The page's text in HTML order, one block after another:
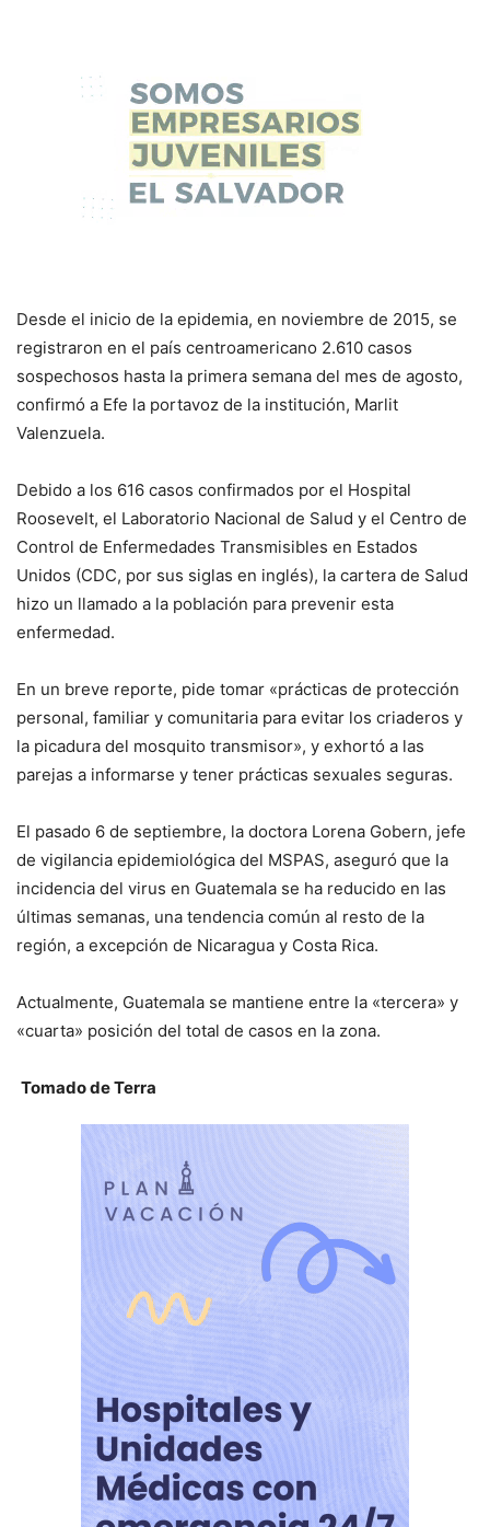
Desde el inicio de la epidemia, en noviembre de 2015, se
registraron en el país centroamericano 2.610 casos
sospechosos hasta la primera semana del mes de agosto,
confirmó a Efe la portavoz de la institución, Marlit
Valenzuela.
Debido a los 616 casos confirmados por el Hospital
Roosevelt, el Laboratorio Nacional de Salud y el Centro de
Control de Enfermedades Transmisibles en Estados
Unidos (CDC, por sus siglas en inglés), la cartera de Salud
hizo un llamado a la población para prevenir esta
enfermedad.
En un breve reporte, pide tomar «prácticas de protección
personal, familiar y comunitaria para evitar los criaderos y
la picadura del mosquito transmisor», y exhortó a las
parejas a informarse y tener prácticas sexuales seguras.
El pasado 6 de septiembre, la doctora Lorena Gobern, jefe
de vigilancia epidemiológica del MSPAS, aseguró que la
incidencia del virus en Guatemala se ha reducido en las
últimas semanas, una tendencia común al resto de la
región, a excepción de Nicaragua y Costa Rica.
Actualmente, Guatemala se mantiene entre la «tercera» y
«cuarta» posición del total de casos en la zona.
Tomado de Terra